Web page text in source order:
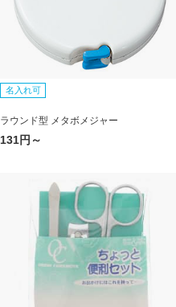
名入れ可
ラウンド型 メタボメジャー
131円～